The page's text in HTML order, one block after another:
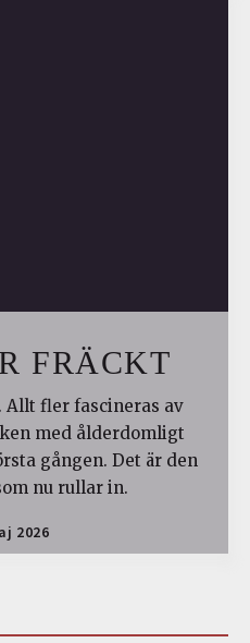
FRÄCKT
fler fascineras av
med ålderdomligt
gången. Det är den
nu rullar in.
2026